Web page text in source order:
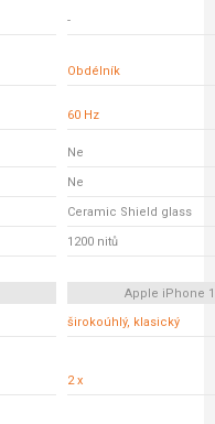
-
Obdélník
60 Hz
Ne
Ne
Ceramic Shield glass
1200 nitů
Apple iPhone
širokoúhlý, klasický
2 x